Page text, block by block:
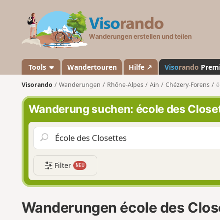
a
n
d
o
Tools Wandertouren Hilfe ↗ Visorando
Visorando Wanderungen Rhône-Alpes Ain Chézery-Forens
Wanderung suchen: école des
Filter NEU
Wanderungen école des